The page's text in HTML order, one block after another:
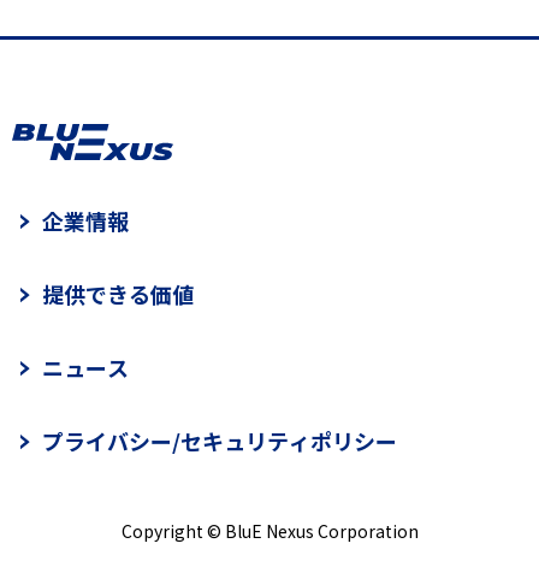
企業情報
提供できる価値
ニュース
プライバシー/セキュリティポリシー
Copyright © BluE Nexus Corporation